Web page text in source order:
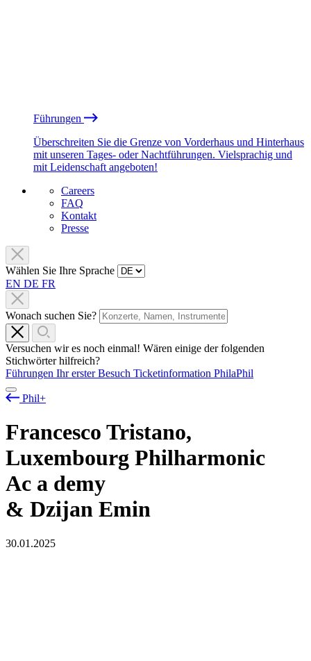
Führungen
Überschreiten Sie die Grenze von Vorderhaus und Hinterhaus
mit unseren Tages- oder Nachtführungen. Vielsprachig und
mit Leidenschaft angeboten!
Careers
FAQ
Kontakt
Presse
Wählen Sie Ihre Sprache
EN DE FR
Wonach suchen Sie?
Versuchen wir es noch einmal! Wären einige der folgenden
Stichwörter hilfreich?
Führungen Ihr erster Besuch Ticketinformation PhilaPhil
Phil+
Francesco Tristano,
Luxembourg Philharmonic
Ac a demy
& Dzijan Emin
30.01.2025